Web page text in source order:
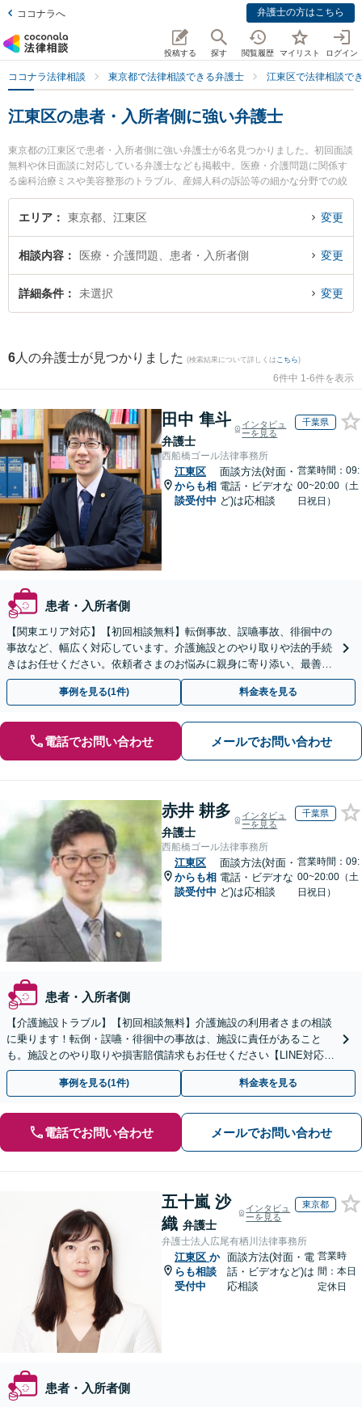
ココナラへ 弁護士の方はこちら
投稿する 探す 閲覧履歴 マイリスト ログイン
ココナラ法律相談 東京都で法律相談できる弁護士 江東区で法律相談で
江東区の患者・入所者側に強い弁護士
東京都の江東区で患者・入所者側に強い弁護士が6名見つかりました。初回面談
無料や休日面談に対応している弁護士なども掲載中。医療・介護問題に関係す
る歯科治療ミスや美容整形のトラブル、産婦人科の訴訟等の細かな分野での絞
り込み検索もでき便利です。特に尾田・星野法律事務所の尾田 隆行弁護士や福
永法律事務所の福永 悦史弁護士、渡瀨・國松法律事務所の本橋 典也弁護士のプ
『患者・入所者側のトラブル解決の実績豊富な近くの弁護士を検索したい』
『初回相談無料で患者・入所者側を法律相談できる江東区内の弁護士に相談予
約したい』などでお困りの相談者さんにおすすめです。
エリア 東京都、江東区 変更
相談内容 医療・介護問題、患者・入所者側 変更
詳細条件 未選択 変更
6 人の弁護士が見つかりました (検索結果について詳しくは こちら)
6件中 1-6件を表示
田中 隼斗
弁護士
インタビュ
ーを見る
千葉県
西船橋ゴール法律事務所
江東区
からも相
談受付中
面談方法(対面・
電話・ビデオな
ど)は応相談
営業時間：09:
00~20:00（土
日祝日）
患者・入所者側
【関東エリア対応】【初回相談無料】転倒事故、誤嚥事故、徘徊中の
事故など、幅広く対応しています。介護施設とのやり取りや法的手続
きはお任せください。依頼者さまのお悩みに親身に寄り添い、最善の
結果が得られるように尽力いたします。
事例を見る(1件) 料金表を見る
電話でお問い合わせ メールでお問い合わせ
赤井 耕多
弁護士
インタビュ
ーを見る
千葉県
西船橋ゴール法律事務所
江東区
からも相
談受付中
面談方法(対面・
電話・ビデオな
ど)は応相談
営業時間：09:
00~20:00（土
日祝日）
患者・入所者側
【介護施設トラブル】【初回相談無料】介護施設の利用者さまの相談
に乗ります！転倒・誤嚥・徘徊中の事故は、施設に責任があること
も。施設とのやり取りや損害賠償請求もお任せください【LINE対応
可】【夜間・休日面談可】【関東エリア対応】
事例を見る(1件) 料金表を見る
電話でお問い合わせ メールでお問い合わせ
五十嵐 沙
織 弁護士
インタビュ
ーを見る
東京都
弁護士法人広尾有栖川法律事務所
江東区 か
らも相談
受付中
面談方法(対面・電
話・ビデオなど)は
応相談
営業時
間：本日
定休日
患者・入所者側